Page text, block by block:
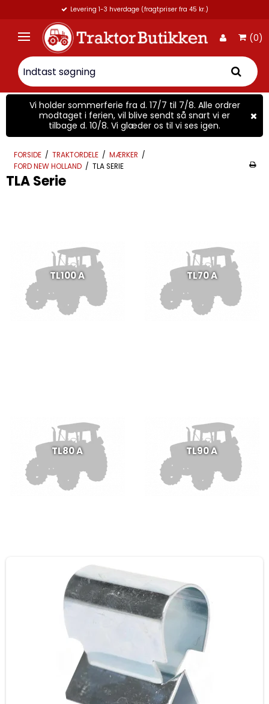
Levering 1-3 hverdage (fragtpriser fra 45 kr.)
(0)
Vi holder sommerferie fra d. 17/7 til 7/8. Alle ordrer
modtaget i ferien, vil blive sendt så snart vi er
tilbage d. 10/8. Vi glæder os til vi ses igen.
FORSIDE / TRAKTORDELE / MÆRKER /
FORD NEW HOLLAND / TLA SERIE
TLA Serie
TL100 A TL70 A
TL80 A TL90 A